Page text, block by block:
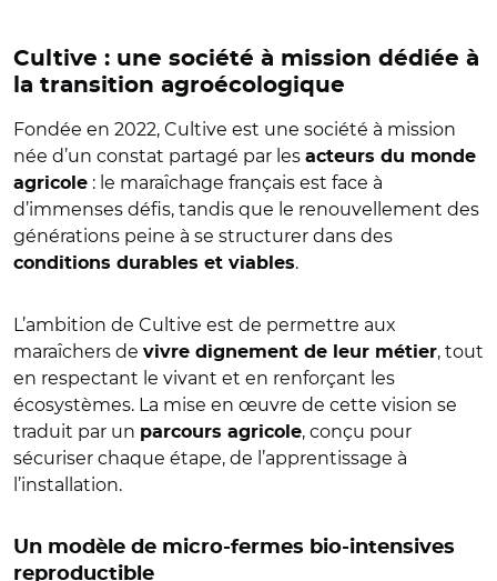
Cultive : une société à mission dédiée à
la transition agroécologique
Fondée en 2022, Cultive est une société à mission
née d’un constat partagé par les acteurs du monde
agricole : le maraîchage français est face à
d’immenses défis, tandis que le renouvellement des
générations peine à se structurer dans des
conditions durables et viables.
L’ambition de Cultive est de permettre aux
maraîchers de vivre dignement de leur métier, tout
en respectant le vivant et en renforçant les
écosystèmes. La mise en œuvre de cette vision se
traduit par un parcours agricole, conçu pour
sécuriser chaque étape, de l’apprentissage à
l’installation.
Un modèle de micro-fermes bio-intensives
reproductible